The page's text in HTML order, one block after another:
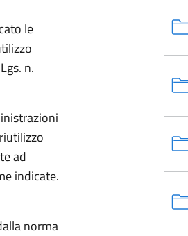
le
n.
ad
indicate.
norma